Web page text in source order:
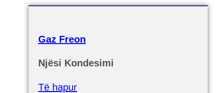
Gaz Freon
Njësi Kondesimi
Të hapur